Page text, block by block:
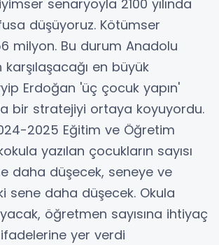
senaryoyla 2100 yılında
düşüyoruz. Kötümser
milyon. Bu durum Anadolu
karşılaşacağı en büyük
Erdoğan 'üç çocuk yapın'
bir stratejiyi ortaya koyuyordu.
2025 Eğitim ve Öğretim
yazılan çocukların sayısı
daha düşecek, seneye ve
sene daha düşecek. Okula
öğretmen sayısına ihtiyaç
yer verdi